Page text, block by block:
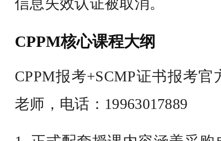
信息失效认证被取消。
CPPM核心课程大纲
CPPM报考+SCMP证书报考
老师，电话：19963017889